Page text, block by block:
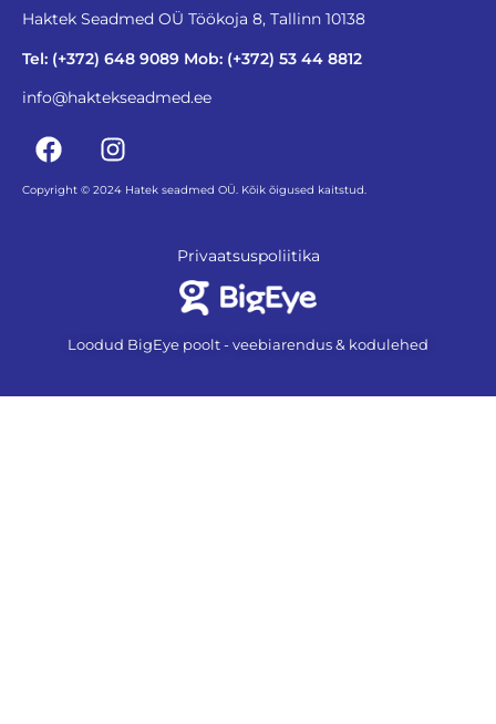
Haktek Seadmed OÜ Töökoja 8, Tallinn 10138
Tel: (+372) 648 9089 Mob: (+372) 53 44 8812
info@haktekseadmed.ee
Copyright © 2024 Hatek seadmed OÜ. Kõik õigused kaitstud.
Privaatsuspoliitika
Loodud BigEye poolt - veebiarendus & kodulehed